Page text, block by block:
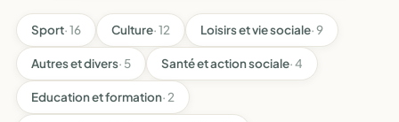
Sport· 16 Culture· 12 Loisirs et vie sociale· 9
Autres et divers· 5 Santé et action sociale· 4
Education et formation· 2